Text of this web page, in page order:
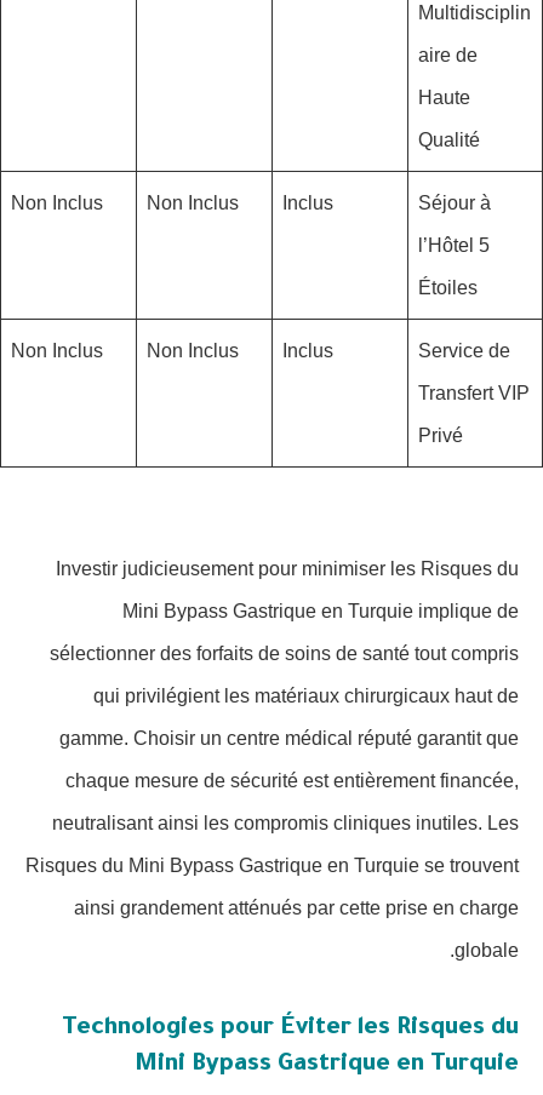
Multidisciplin
aire de
Haute
Qualité
Séjour à
l’Hôtel 5
Étoiles
Inclus
Non Inclus
Non Inclus
Service de
Transfert VIP
Privé
Inclus
Non Inclus
Non Inclus
Investir judicieusement pour minimiser les Risques du
Mini Bypass Gastrique en Turquie implique de
sélectionner des forfaits de soins de santé tout compris
qui privilégient les matériaux chirurgicaux haut de
gamme. Choisir un centre médical réputé garantit que
chaque mesure de sécurité est entièrement financée,
neutralisant ainsi les compromis cliniques inutiles. Les
Risques du Mini Bypass Gastrique en Turquie se trouvent
ainsi grandement atténués par cette prise en charge
globale.
Technologies pour Éviter les Risques du
Mini Bypass Gastrique en Turquie